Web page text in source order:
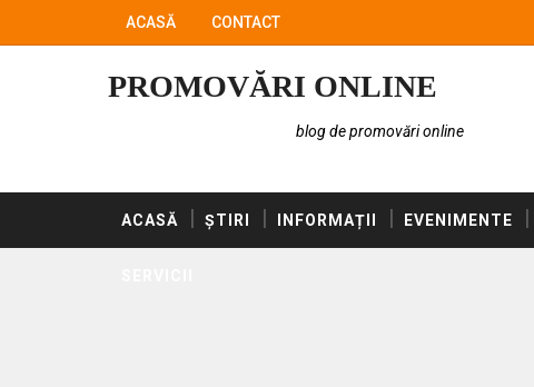
ACASĂ CONTACT
PROMOVĂRI ONLINE
blog de promovări online
ACASĂ ȘTIRI INFORMAȚII EVENIMENTE